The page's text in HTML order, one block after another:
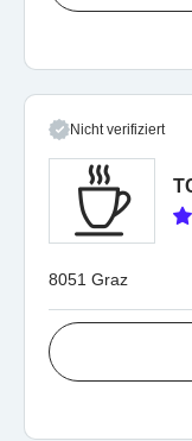
Nicht verifiziert
8051 Graz